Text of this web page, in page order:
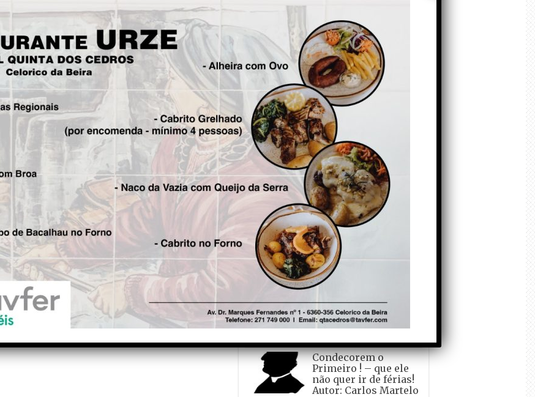
Grupo Tavfer lança vinho do
Dão dedicado a Celorico da
Beira
OPINIÃO E CRÓNICAS
Matraquilhos… Autor:
Fernando Roldão
6 de Agosto de 2026
A marca Sporting em
todo o mundo está a
crescer atrás de
Ronaldo. Autor: Paulo
Freitas do Amaral
5 de Agosto de 2026
Falso crescimento…
Autor: Nuno Pereira
1 de Agosto de 2026
Tadei Pogacar vence o
“Tour” – A “Volta a
França em Bicicleta”
pela quinta vez! Autor:
João Dinis
Condecorem o
Primeiro ! – que ele
não quer ir de férias!
Autor: Carlos Martelo